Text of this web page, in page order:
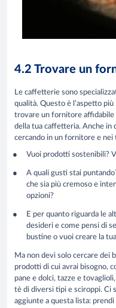
4.2 Trovare un
Le caffetterie sono
qualità. Questo è l’aspetto
trovare un fornitore affidabile
della tua caffetteria. Anche in
cercando in un fornitore e nei
Vuoi prodotti sostenibili?
A quali gusti stai
che sia più cremoso e
opzioni?
E per quanto riguarda le
desideri e come pensi di
bustine o vuoi creare la
Ma non devi solo cercare dei
prodotti di cui avrai bisogno,
pane e dolci, tazze e
tè di diversi tipi e sciroppi. Ci
aggiunte a questa lista: